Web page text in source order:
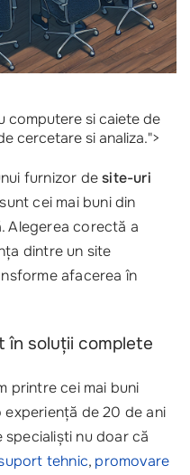
computere si caiete de
cercetare si analiza.">
furnizor desite-uri
cei mai buni din
Alegerea corectă a
dintre un site
afacerea în
în soluții complete
printre cei mai buni
experiență de 20 de ani
specialiști nu doar că
tehnic, promovare